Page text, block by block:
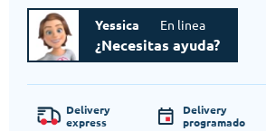
Yessica En linea
¿Necesitas ayuda?
Delivery
express
Delivery
programado